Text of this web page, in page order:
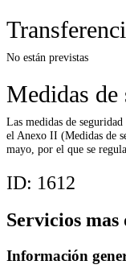
No están previstas
Medidas de
Las medidas de
el Anexo II (Medidas de
mayo, por el que se
ID: 1612
Servicios mas
Información